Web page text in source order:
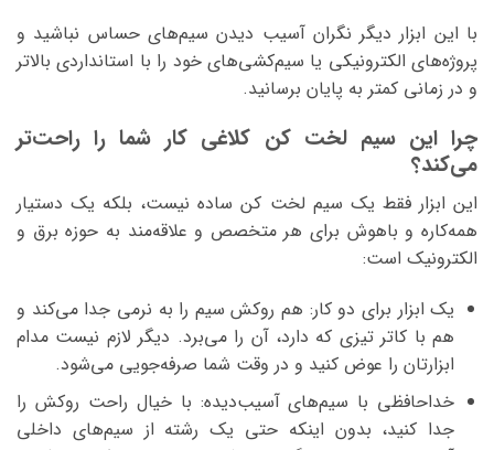
با این ابزار دیگر نگران آسیب دیدن سیم‌های حساس نباشید و
پروژه‌های الکترونیکی یا سیم‌کشی‌های خود را با استانداردی بالاتر
و در زمانی کمتر به پایان برسانید.
چرا این سیم لخت کن کلاغی کار شما را راحت‌تر
می‌کند؟
این ابزار فقط یک سیم لخت کن ساده نیست، بلکه یک دستیار
همه‌کاره و باهوش برای هر متخصص و علاقه‌مند به حوزه برق و
الکترونیک است:
یک ابزار برای دو کار: هم روکش سیم را به نرمی جدا می‌کند و
هم با کاتر تیزی که دارد، آن را می‌برد. دیگر لازم نیست مدام
ابزارتان را عوض کنید و در وقت شما صرفه‌جویی می‌شود.
خداحافظی با سیم‌های آسیب‌دیده: با خیال راحت روکش را
جدا کنید، بدون اینکه حتی یک رشته از سیم‌های داخلی